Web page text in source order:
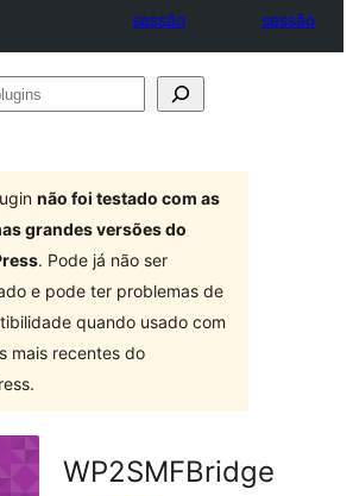
sessão
sessão
não foi testado com as
grandes versões do
. Pode já não ser
e pode ter problemas de
quando usado com
mais recentes do
WP2SMFBridge